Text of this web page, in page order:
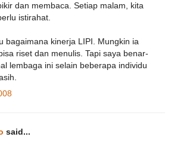
dan membaca. Setiap malam, kita
istirahat.
bagaimana kinerja LIPI. Mungkin ia
riset dan menulis. Tapi saya benar-
lembaga ini selain beberapa individu
said...